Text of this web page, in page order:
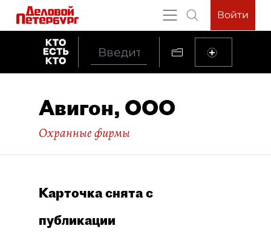
Войти
Авигон, ООО
Охранные фирмы
Карточка снята с
публикации